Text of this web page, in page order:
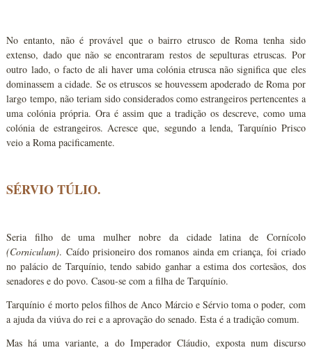
No entanto, não é provável que o bairro etrusco de Roma tenha sido
extenso, dado que não se encontraram restos de sepulturas etruscas. Por
outro lado, o facto de ali haver uma colónia etrusca não significa que eles
dominassem a cidade. Se os etruscos se houvessem apoderado de Roma por
largo tempo, não teriam sido considerados como estrangeiros pertencentes a
uma colónia própria. Ora é assim que a tradição os descreve, como uma
colónia de estrangeiros. Acresce que, segundo a lenda, Tarquínio Prisco
veio a Roma pacificamente.
SÉRVIO TÚLIO.
Seria filho de uma mulher nobre da cidade latina de Cornícolo
(Corniculum). Caído prisioneiro dos romanos ainda em criança, foi criado
no palácio de Tarquínio, tendo sabido ganhar a estima dos cortesãos, dos
senadores e do povo. Casou-se com a filha de Tarquínio.
Tarquínio é morto pelos filhos de Anco Márcio e Sérvio toma o poder, com
a ajuda da viúva do rei e a aprovação do senado. Esta é a tradição comum.
Mas há uma variante, a do Imperador Cláudio, exposta num discurso